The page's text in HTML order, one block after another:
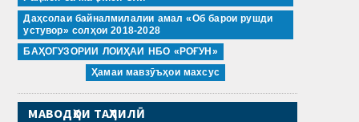
Даҳсолаи байналмилалии амал «Об барои рушди
устувор» солҳои 2018-2028
БАҲОГУЗОРИИ ЛОИҲАИ НБО «РОҒУН»
Ҳамаи мавзӯъҳои махсус
МАВОДҲОИ ТАҲЛИЛӢ